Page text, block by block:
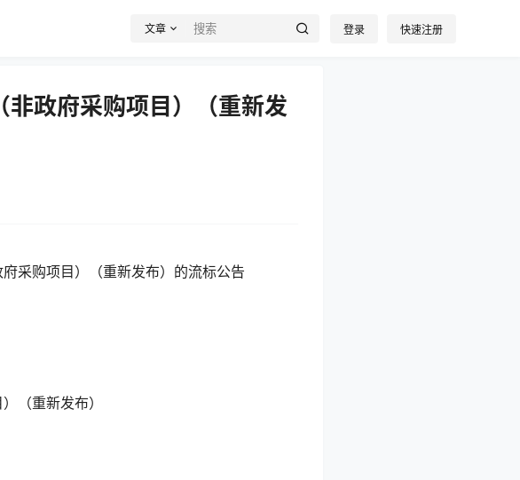
文章 登录 快速注册
政府采购项目）（重新发
采购项目）（重新发布）的流标公告
（重新发布）